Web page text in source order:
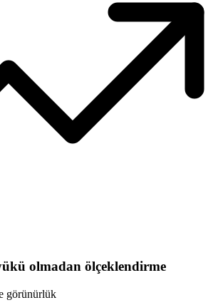
olmadan ölçeklendirme
görünürlük